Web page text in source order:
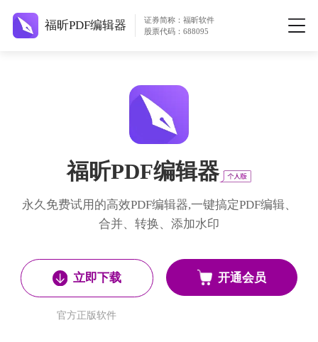
福昕PDF编辑器
证券简称：福昕软件
股票代码：688095
福昕PDF编辑器
永久免费试用的高效PDF编辑器,一键搞定PDF编辑、
合并、转换、添加水印
立即下载
官方正版软件
开通会员